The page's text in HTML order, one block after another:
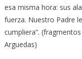
esa misma hora: sus
fuerza. Nuestro Padre
cumpliera”.
Arguedas)